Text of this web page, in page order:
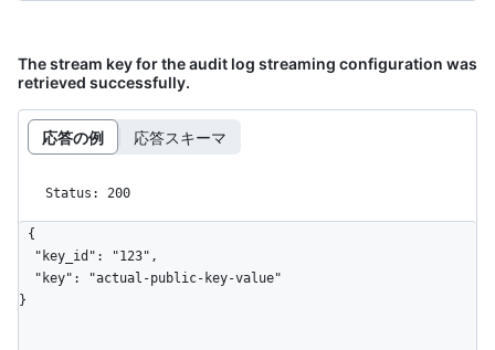
The stream key for the audit log streaming configuration was
retrieved successfully.
応答の例 応答スキーマ
Status: 200
{
}